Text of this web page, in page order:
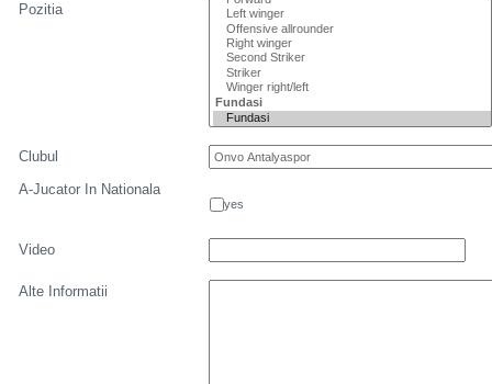
Pozitia
Clubul
A-Jucator In Nationala
yes
Video
Alte Informatii